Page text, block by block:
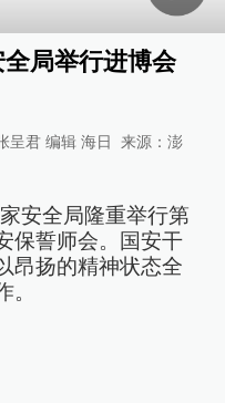
局举行进博会
呈君 编辑 海日 来源： 澎
安全局隆重举行第
保誓师会。国安干
昂扬的精神状态全